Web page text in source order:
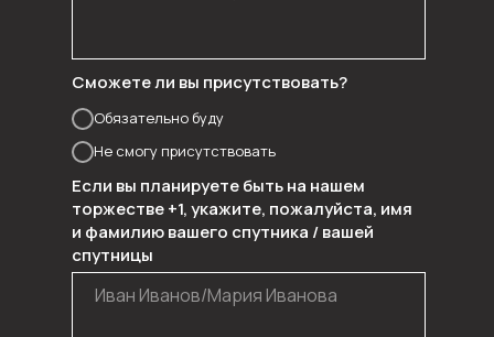
Сможете ли вы присутствовать?
Обязательно буду
Не смогу присутствовать
Если вы планируете быть на нашем
торжестве +1, укажите, пожалуйста, имя
и фамилию вашего спутника / вашей
спутницы